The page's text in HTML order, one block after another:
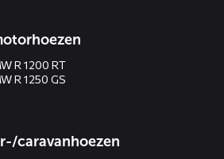
R 1200 RT
R 1250 GS
caravanhoezen